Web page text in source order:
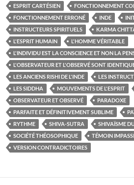
ESPRIT CARTÉSIEN
FONCTIONNEMENT
FONCTIONNEMENT ERRONÉ
INDE
INSTRUCTEURS SPIRITUELS
KARMA
L'ESPRIT HUMAIN
L'HOMME VÉRITABLE
L'INDIVIDU EST LA CONSCIENCE ET NON LA
L'OBSERVATEUR ET L'OBSERVÉ SONT
LES ANCIENS RISHI DE L'INDE
LES
LES SIDDHA
MOUVEMENTS DE L'ESPRIT
OBSERVATEUR ET OBSERVÉ
PARADOXE
PARFAITE ET DÉFINITIVEMENT SUBLIME
RYTHME
SHIVA-SUTRA
SHIVAÏSME
SOCIÉTÉ THÉOSOPHIQUE
TÉMOIN
VERSION CONTRADICTOIRES